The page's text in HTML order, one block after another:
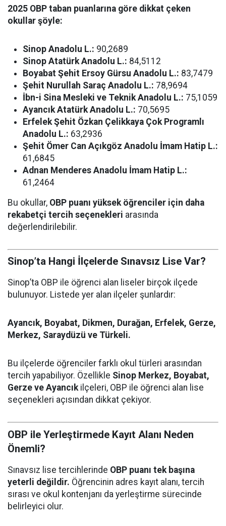
2025 OBP taban puanlarına göre dikkat çeken
okullar şöyle:
Sinop Anadolu L.: 90,2689
Sinop Atatürk Anadolu L.: 84,5112
Boyabat Şehit Ersoy Gürsu Anadolu L.: 83,7479
Şehit Nurullah Saraç Anadolu L.: 78,9694
İbn-i Sina Mesleki ve Teknik Anadolu L.: 75,1059
Ayancık Atatürk Anadolu L.: 70,5695
Erfelek Şehit Özkan Çelikkaya Çok Programlı
Anadolu L.: 63,2936
Şehit Ömer Can Açıkgöz Anadolu İmam Hatip L.:
61,6845
Adnan Menderes Anadolu İmam Hatip L.:
61,2464
Bu okullar, OBP puanı yüksek öğrenciler için daha
rekabetçi tercih seçenekleri arasında
değerlendirilebilir.
Sinop’ta Hangi İlçelerde Sınavsız Lise Var?
Sinop’ta OBP ile öğrenci alan liseler birçok ilçede
bulunuyor. Listede yer alan ilçeler şunlardır:
Ayancık, Boyabat, Dikmen, Durağan, Erfelek, Gerze,
Merkez, Saraydüzü ve Türkeli.
Bu ilçelerde öğrenciler farklı okul türleri arasından
tercih yapabiliyor. Özellikle Sinop Merkez, Boyabat,
Gerze ve Ayancıkilçeleri, OBP ile öğrenci alan lise
seçenekleri açısından dikkat çekiyor.
OBP ile Yerleştirmede Kayıt Alanı Neden
Önemli?
Sınavsız lise tercihlerinde OBP puanı tek başına
yeterli değildir. Öğrencinin adres kayıt alanı, tercih
sırası ve okul kontenjanı da yerleştirme sürecinde
belirleyici olur.